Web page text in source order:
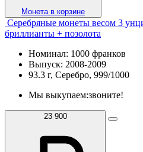
Монета в корзине
Серебряные монеты весом 3
бриллианты + позолота
Номинал: 1000 франков
Выпуск: 2008-2009
93.3 г, Серебро, 999/1000
Мы выкупаем:звоните!
23 900